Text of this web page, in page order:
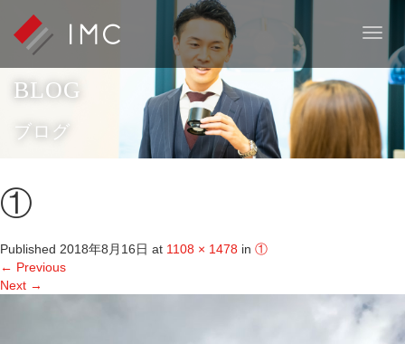
T
g
l
e
a
n
BLOG
ブログ
①
Published 2018年8月16日 at 1108 × 1478 in ①
← Previous
Next →